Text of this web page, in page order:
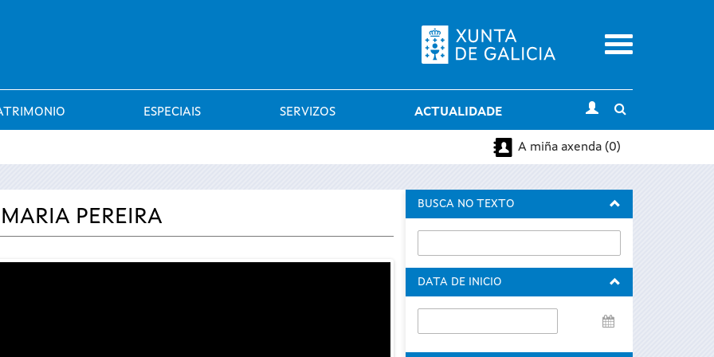
Menu
ESPECIAIS SERVIZOS ACTUALIDADE
search
A miña axenda (0)
PEREIRA
BUSCA NO TEXTO
DATA DE INICIO
de